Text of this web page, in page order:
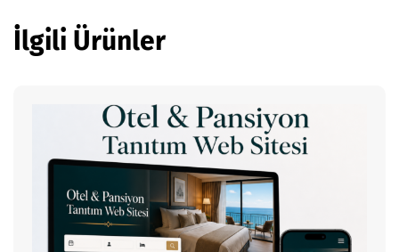
İlgili Ürünler